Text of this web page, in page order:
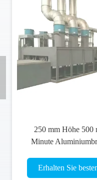
250 mm Höhe 500
Minute
Erhalten Sie